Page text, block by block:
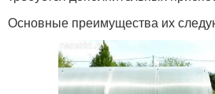
Основные преимущества их